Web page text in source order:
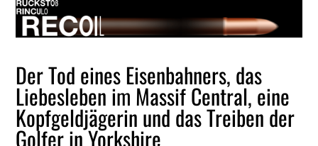
Der Tod eines Eisenbahners, das
Liebesleben im Massif Central, eine
Kopfgeldjägerin und das Treiben der
Golfer in Yorkshire